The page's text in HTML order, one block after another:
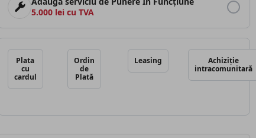
5.000 lei cu TVA
Plata
cu
cardul
Ordin
de
Plată
Leasing
Achiziție
intracomunitară